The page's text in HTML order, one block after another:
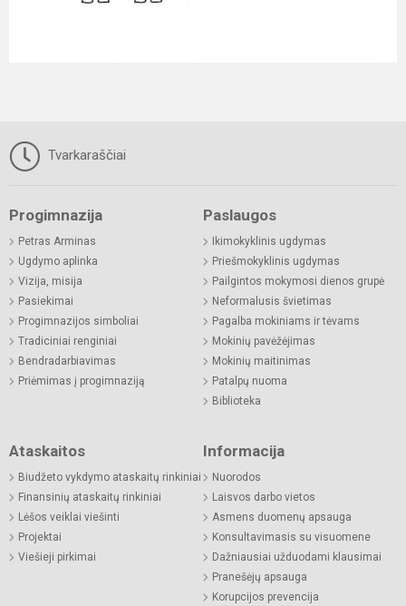
Tvarkaraščiai
Progimnazija
Petras Arminas
Ugdymo aplinka
Vizija, misija
Pasiekimai
Progimnazijos simboliai
Tradiciniai renginiai
Bendradarbiavimas
Priėmimas į progimnaziją
Paslaugos
Ikimokyklinis ugdymas
Priešmokyklinis ugdymas
Pailgintos mokymosi dienos grupė
Neformalusis švietimas
Pagalba mokiniams ir tėvams
Mokinių pavėžėjimas
Mokinių maitinimas
Patalpų nuoma
Biblioteka
Ataskaitos
Biudžeto vykdymo ataskaitų rinkiniai
Finansinių ataskaitų rinkiniai
Lėšos veiklai viešinti
Projektai
Viešieji pirkimai
Informacija
Nuorodos
Laisvos darbo vietos
Asmens duomenų apsauga
Konsultavimasis su visuomene
Dažniausiai užduodami klausimai
Pranešėjų apsauga
Korupcijos prevencija